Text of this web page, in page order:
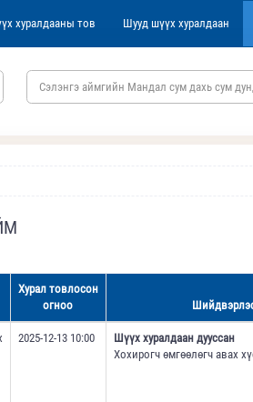
хуралдааны тов Шууд шүүх хуралдаан
Сэлэнгэ аймгийн Мандал сум дахь сум
Хурал товлосон
огноо
2025-12-13 10:00
Шүүх хуралдаан дууссан
Хохирогч өмгөөлөгч авах